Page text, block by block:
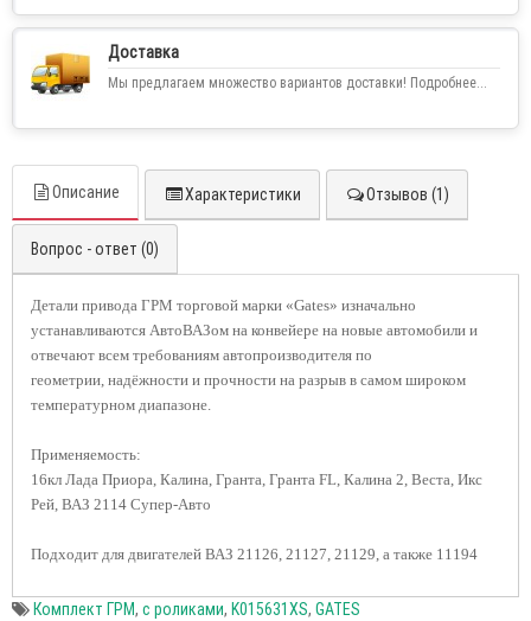
Доставка
Мы предлагаем множество вариантов доставки! Подробнее...
Описание Характеристики Отзывов (1)
Вопрос - ответ (0)
Детали привода ГРМ торговой марки «Gates» изначально
устанавливаются АвтоВАЗом на конвейере на новые автомобили и
отвечают всем требованиям автопроизводителя по
геометрии, надёжности и прочности на разрыв в самом широком
температурном диапазоне.
Применяемость:
16кл Лада Приора, Калина, Гранта, Гранта FL, Калина 2, Веста, Икс
Рей, ВАЗ 2114 Супер-Авто
Подходит для двигателей ВАЗ 21126, 21127, 21129, а также 11194
Комплект ГРМ, с роликами, K015631XS, GATES